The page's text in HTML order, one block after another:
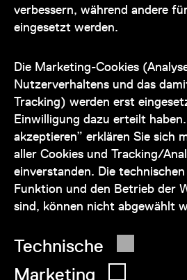
verbessern, während andere
eingesetzt werden.
Die Marketing-Cookies
Nutzerverhaltens und das
Tracking) werden erst
Einwilligung dazu erteilt
akzeptieren” erklären Sie sich
aller Cookies und Tracking/
einverstanden. Die
Funktion und den Betrieb der
sind, können nicht abgewählt
Technische
Marketing
zu den Öffnungszeiten des
auch telefonisch zur
+43 1 505 87 47 85173
service@wienmuseum.at
© 2026 Wien Museum